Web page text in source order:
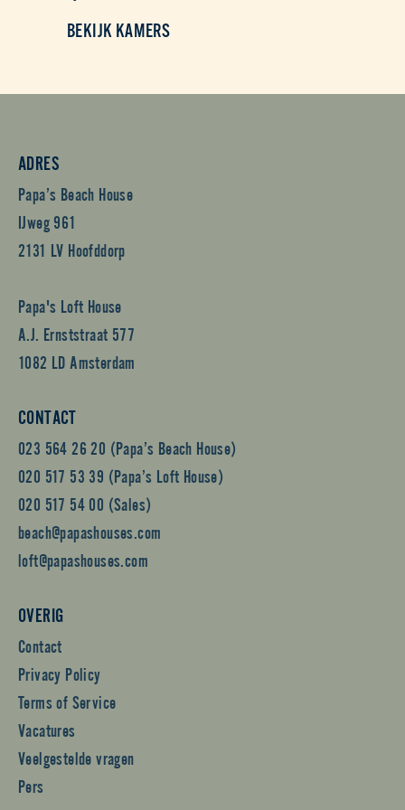
BEKIJK KAMERS
ADRES
Papa’s Beach House
IJweg 961
2131 LV Hoofddorp
Papa's Loft House
A.J. Ernststraat 577
1082 LD Amsterdam
CONTACT
023 564 26 20 (Papa’s Beach House)
020 517 53 39 (Papa’s Loft House)
020 517 54 00 (Sales)
beach@papashouses.com
loft@papashouses.com
OVERIG
Contact
Privacy Policy
Terms of Service
Vacatures
Veelgestelde vragen
Pers